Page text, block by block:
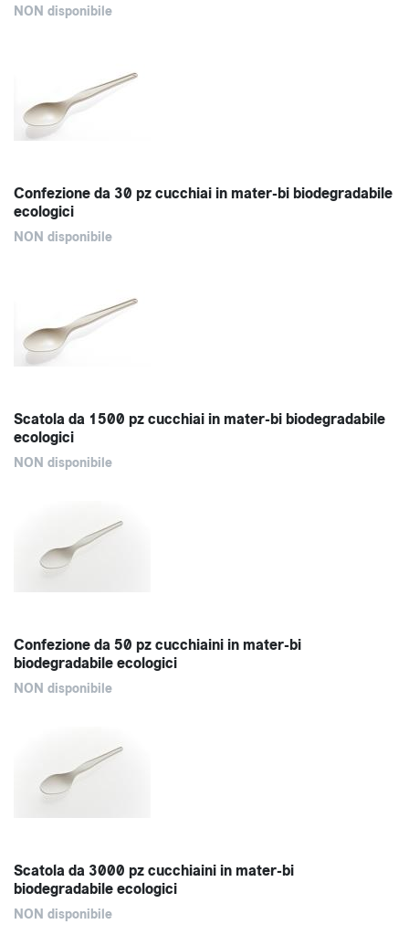
NON disponibile
Confezione da 30 pz cucchiai in mater-bi biodegradabile
ecologici
NON disponibile
Scatola da 1500 pz cucchiai in mater-bi biodegradabile
ecologici
NON disponibile
Confezione da 50 pz cucchiaini in mater-bi
biodegradabile ecologici
NON disponibile
Scatola da 3000 pz cucchiaini in mater-bi
biodegradabile ecologici
NON disponibile